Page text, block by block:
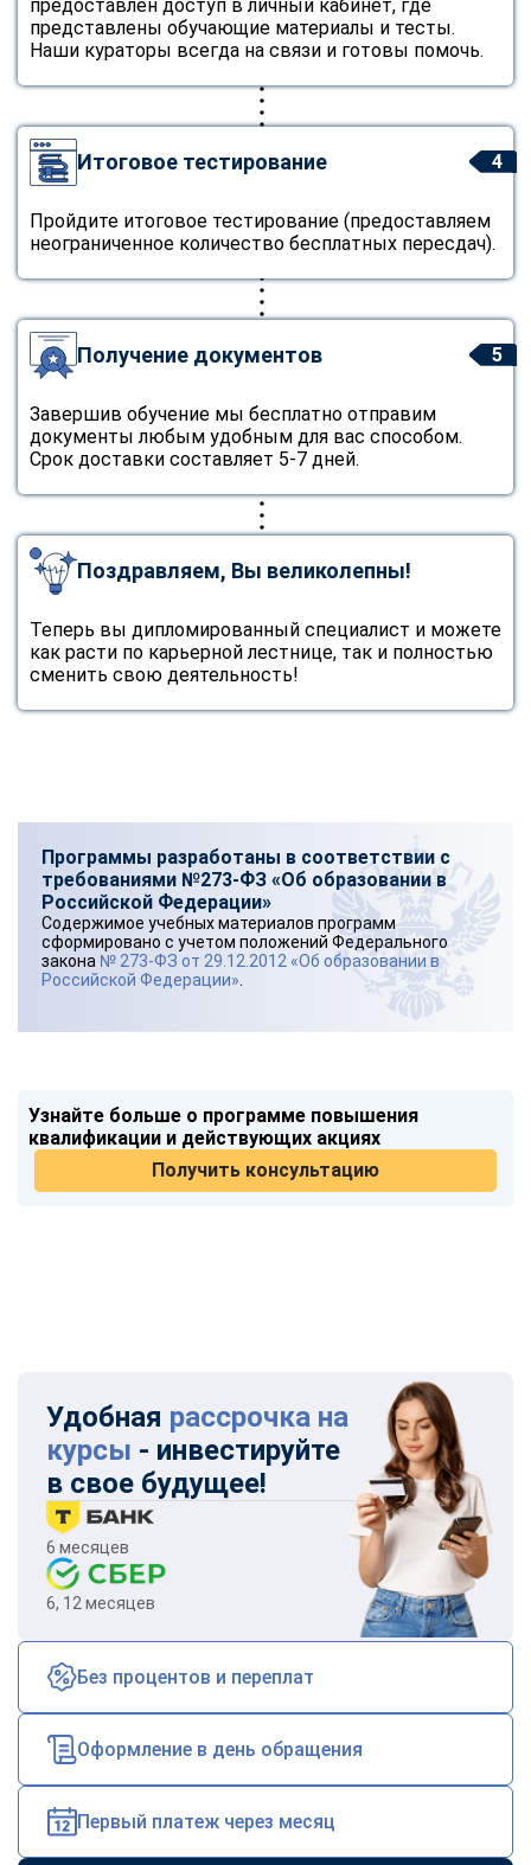
предоставлен доступ в личный кабинет, где
представлены обучающие материалы и тесты.
Наши кураторы всегда на связи и готовы помочь.
4
Итоговое тестирование
Пройдите итоговое тестирование (предоставляем
неограниченное количество бесплатных пересдач).
5
Получение документов
Завершив обучение мы бесплатно отправим
документы любым удобным для вас способом.
Срок доставки составляет 5-7 дней.
Поздравляем, Вы великолепны!
Теперь вы дипломированный специалист и можете
как расти по карьерной лестнице, так и полностью
сменить свою деятельность!
Программы разработаны в соответствии с
требованиями №273-ФЗ «Об образовании в
Российской Федерации»
Содержимое учебных материалов программ
сформировано с учетом положений Федерального
закона № 273-ФЗ от 29.12.2012 «Об образовании в
Российской Федерации»
Узнайте больше о программе повышения
квалификации и действующих акциях
Получить консультацию
Удобная рассрочка на
курсы - инвестируйте
в свое будущее!
6 месяцев
6, 12 месяцев
Без процентов и переплат
Оформление в день обращения
Первый платеж через месяц